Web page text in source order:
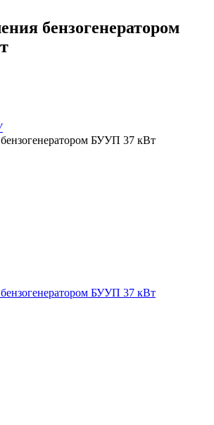
бензогенератором
БУУП 37 кВт